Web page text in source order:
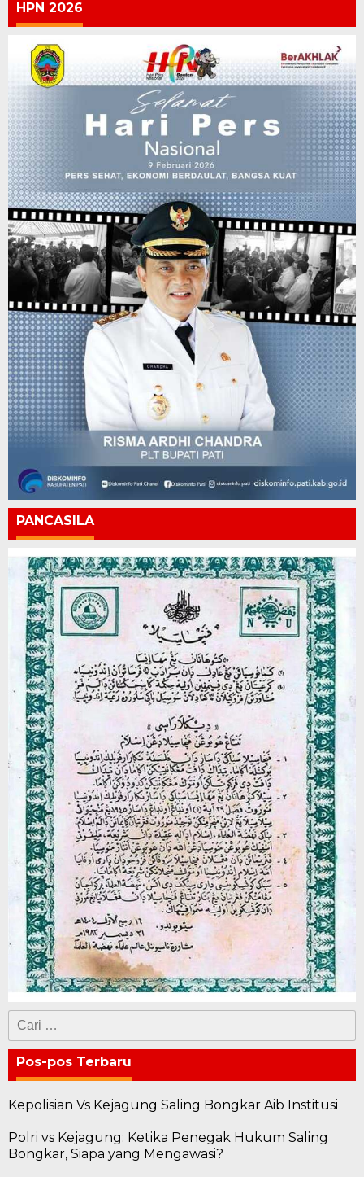
HPN 2026
PANCASILA
Cari
untuk:
Pos-pos Terbaru
Kepolisian Vs Kejagung Saling Bongkar Aib Institusi
Polri vs Kejagung: Ketika Penegak Hukum Saling
Bongkar, Siapa yang Mengawasi?